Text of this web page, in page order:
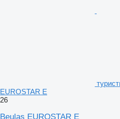
EUROSTAR E
26
Beulas EUROSTAR E